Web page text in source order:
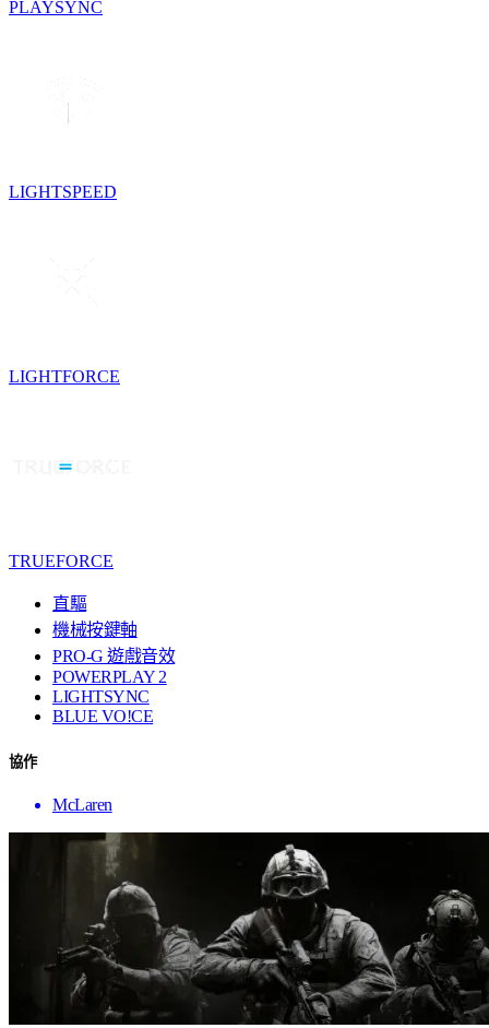
PLAYSYNC
LIGHTSPEED
LIGHTFORCE
TRUEFORCE
直驅
機械按鍵軸
PRO-G 遊戲音效
POWERPLAY 2
LIGHTSYNC
BLUE VO!CE
協作
McLaren